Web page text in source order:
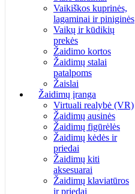
Vaikiškos kuprinės,
lagaminai ir piniginės
Vaikų ir kūdikių
prekės
Žaidimo kortos
Žaidimų stalai
patalpoms
Žaislai
Žaidimų įranga
Virtuali realybė (VR)
Žaidimų ausinės
Žaidimų figūrėlės
Žaidimų kėdės ir
priedai
Žaidimų kiti
aksesuarai
Žaidimų klaviatūros
ir priedai